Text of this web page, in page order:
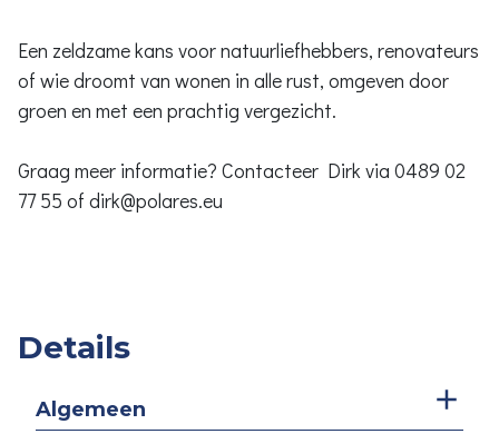
Een zeldzame kans voor natuurliefhebbers, renovateurs
of wie droomt van wonen in alle rust, omgeven door
groen en met een prachtig vergezicht.
Graag meer informatie? Contacteer Dirk via 0489 02
77 55 of dirk@polares.eu
Details
Algemeen